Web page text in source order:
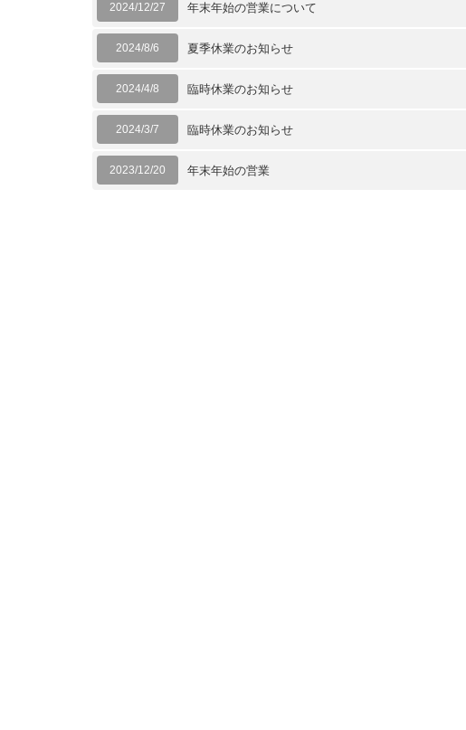
2024/12/27 年末年始の営業について
2024/8/6 夏季休業のお知らせ
2024/4/8 臨時休業のお知らせ
2024/3/7 臨時休業のお知らせ
2023/12/20 年末年始の営業